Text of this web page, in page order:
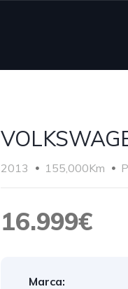
2013 155,000Km
16.999€
Marca: